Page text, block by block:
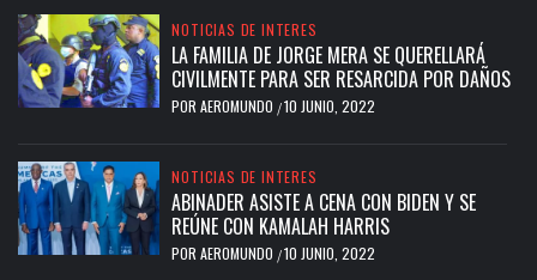
NOTICIAS DE INTERES
LA FAMILIA DE JORGE MERA SE QUERELLARÁ
CIVILMENTE PARA SER RESARCIDA POR DAÑOS
POR AEROMUNDO /10 JUNIO, 2022
NOTICIAS DE INTERES
ABINADER ASISTE A CENA CON BIDEN Y SE
REÚNE CON KAMALAH HARRIS
POR AEROMUNDO /10 JUNIO, 2022